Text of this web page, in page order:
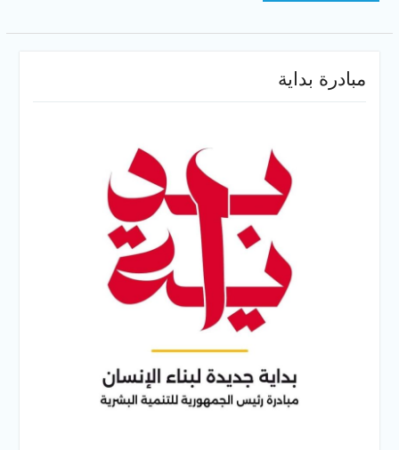
مبادرة بداية